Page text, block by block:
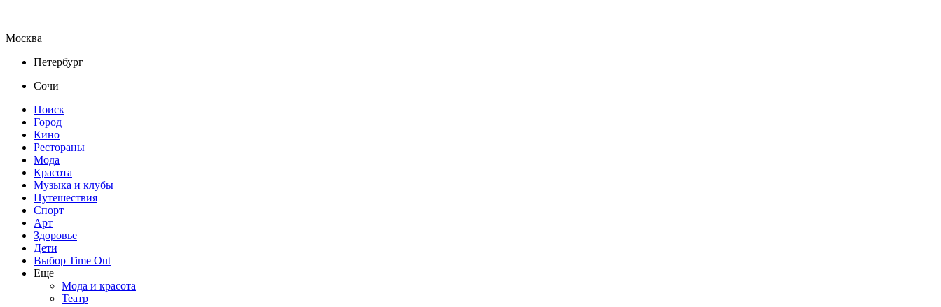
Москва
Петербург
Сочи
Поиск
Город
Кино
Рестораны
Мода
Красота
Музыка и клубы
Путешествия
Спорт
Арт
Здоровье
Дети
Выбор Time Out
Еще
Мода и красота
Театр